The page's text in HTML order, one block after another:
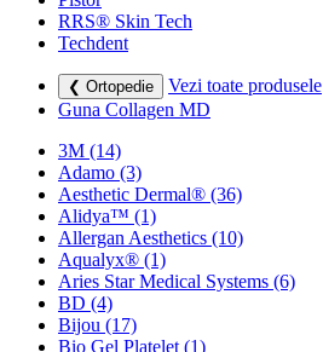
RRS® Skin Tech
Techdent
❮ Ortopedie
Vezi toate produsele
Guna Collagen MD
3M (14)
Adamo (3)
Aesthetic Dermal® (36)
Alidya™ (1)
Allergan Aesthetics (10)
Aqualyx® (1)
Aries Star Medical Systems (6)
BD (4)
Bijou (17)
Bio Gel Platelet (1)